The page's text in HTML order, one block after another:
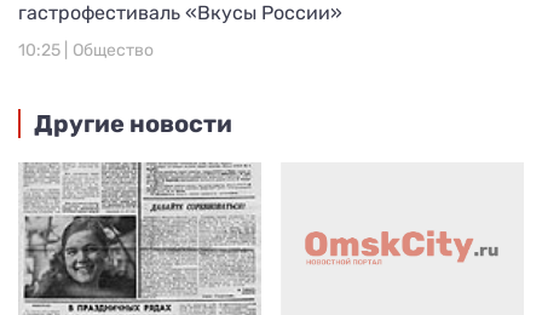
гастрофестиваль «Вкусы России»
10:25 | Общество
Другие новости